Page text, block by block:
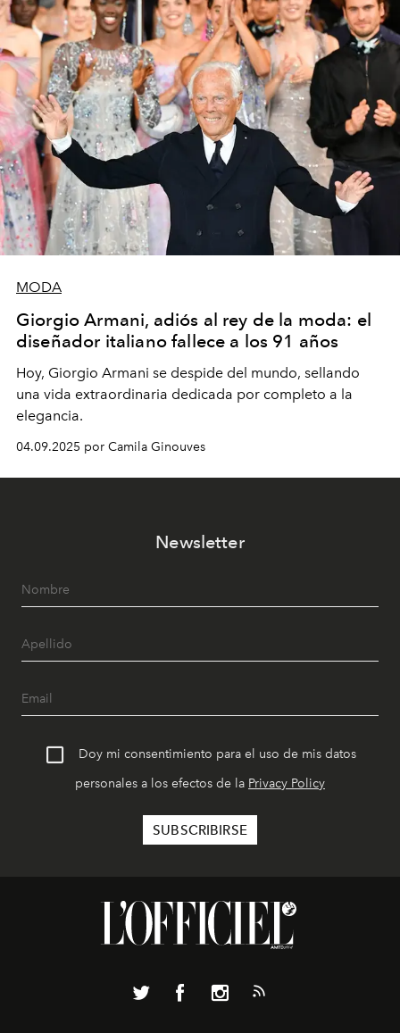
MODA
Giorgio Armani, adiós al rey de la moda: el
diseñador italiano fallece a los 91 años
Hoy, Giorgio Armani se despide del mundo, sellando
una vida extraordinaria dedicada por completo a la
elegancia.
04.09.2025 por Camila Ginouves
Newsletter
Doy mi consentimiento para el uso de mis datos
personales a los efectos de la Privacy Policy